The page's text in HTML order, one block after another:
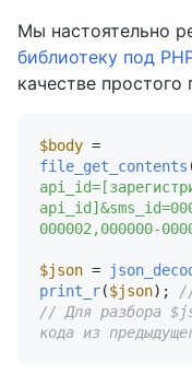
Мы настоятельно
библиотеку под
качестве простого
$body
file_get_contents
000002,000000-
$json =
print_r($json);
// Для разбора
кода из